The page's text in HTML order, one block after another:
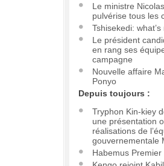
Le ministre
pulvérise tous les
Tshisekedi:
Le président
en rang ses
campagne
Nouvelle affaire
Ponyo
Depuis toujours :
Tryphon Kin-kiey
une présentation
réalisations de
gouvernementale
Habemus Premier